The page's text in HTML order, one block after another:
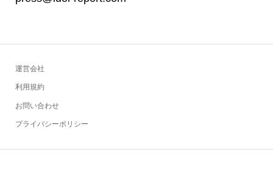
運営会社
利用規約
お問い合わせ
プライバシーポリシー